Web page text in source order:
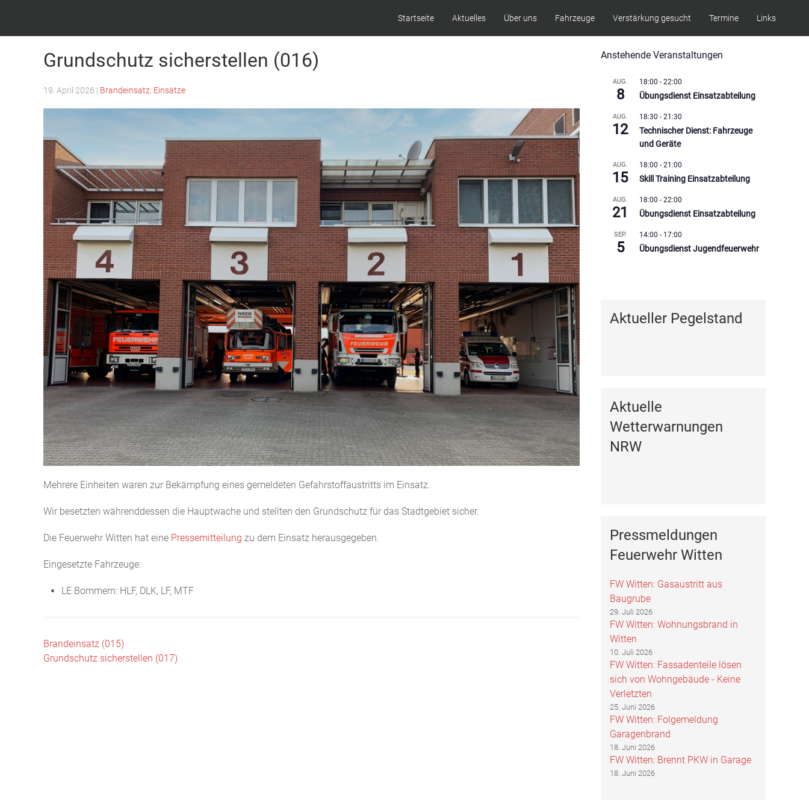
Startseite Aktuelles Über uns Fahrzeuge Verstärkung gesucht Termine Links
Grundschutz sicherstellen (016)
19. April 2026 | Brandeinsatz Einsätze
Mehrere Einheiten waren zur Bekämpfung eines gemeldeten Gefahrstoffaustritts im Einsatz.
Wir besetzten währenddessen die Hauptwache und stellten den Grundschutz für das Stadtgebiet sicher.
Die Feuerwehr Witten hat eine Pressemitteilung zu dem Einsatz herausgegeben.
Eingesetzte Fahrzeuge:
LE Bommern: HLF, DLK, LF, MTF
Beitragsnavigation
Brandeinsatz (015)
Grundschutz sicherstellen (017)
Anstehende Veranstaltungen
AUG.
8
18:00 -22:00
Übungsdienst Einsatzabteilung
AUG.
12
18:30 -21:30
Technischer Dienst: Fahrzeuge
und Geräte
AUG.
15
18:00 -21:00
Skill Training Einsatzabteilung
AUG.
21
18:00 -22:00
Übungsdienst Einsatzabteilung
SEP.
5
14:00 - 17:00
Übungsdienst Jugendfeuerwehr
Aktueller Pegelstand
Aktuelle
Wetterwarnungen
NRW
Pressmeldungen
Feuerwehr Witten
FW Witten: Gasaustritt aus
Baugrube
29. Juli 2026
FW Witten: Wohnungsbrand in
Witten
10. Juli 2026
FW Witten: Fassadenteile lösen
sich von Wohngebäude - Keine
Verletzten
25. Juni 2026
FW Witten: Folgemeldung
Garagenbrand
18. Juni 2026
FW Witten: Brennt PKW in Garage
18. Juni 2026